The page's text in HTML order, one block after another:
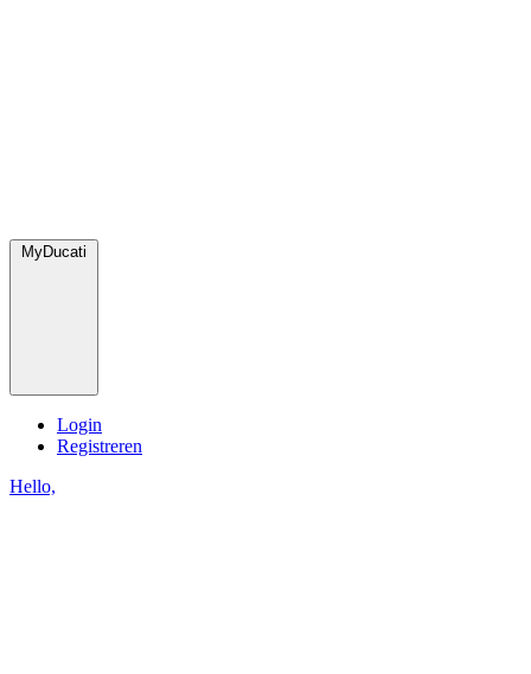
MyDucati
Login
Registreren
Hello,